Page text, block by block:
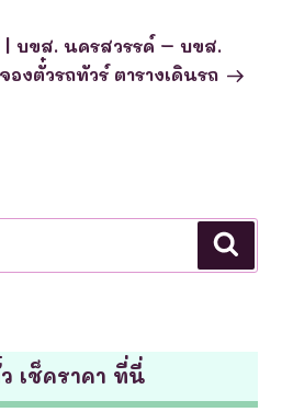
บขส. นครสวรรค์ – บขส.
งตั๋วรถทัวร์ ตารางเดินรถ
เช็คราคา ที่นี่